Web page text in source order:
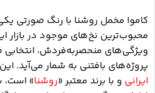
کاموا مخمل روشنا با رنگ صورتی
محبوب‌ترین نخ‌های موجود در بازار
ویژگی‌های منحصربه‌فردش، انتخابی
پروژه‌های بافتنی به شمار می‌آید.
ایرانی و با برند معتبر «روشنا» است،